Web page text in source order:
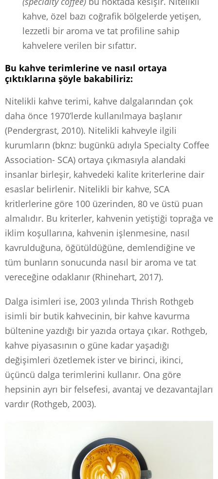
kahve, özel bazı coğrafik bölgelerde yetişen,
lezzetli bir aroma ve tat profiline sahip
kahvelere verilen bir sıfattır.
Bu kahve terimlerine ve nasıl ortaya
çıktıklarına şöyle bakabiliriz:
Nitelikli kahve terimi, kahve dalgalarından çok
daha önce 1970’lerde kullanılmaya başlanır
(Pendergrast, 2010). Nitelikli kahveyle ilgili
kurumların (bknz: bugünkü adıyla Specialty Coffee
Association- SCA) ortaya çıkmasıyla alandaki
insanlar birleşir, kahvedeki kalite kriterlerine dair
esaslar belirlenir. Nitelikli bir kahve, SCA
kritlerlerine göre 100 üzerinden, 80 ve üstü puan
almalıdır. Bu kriterler, kahvenin yetiştiği toprağa ve
iklim koşullarına, kahvenin işlenmesine, nasıl
kavrulduğuna, öğütüldüğüne, demlendiğine ve
tüm bunların sonucunda nasıl bir aroma ve tat
vereceğine odaklanır (Rhinehart, 2017).
Dalga isimleri ise, 2003 yılında Thrish Rothgeb
isimli bir butik kahvecinin, bir kahve kavurma
bültenine yazdığı bir yazıda ortaya çıkar. Rothgeb,
kahve piyasasının o güne kadar yaşadığı
değişimleri özetlemek ister ve birinci, ikinci,
üçüncü dalga terimlerini kullanır. Ona göre
hepsinin ayrı bir felsefesi, avantaj ve dezavantajları
vardır (Rothgeb, 2003).